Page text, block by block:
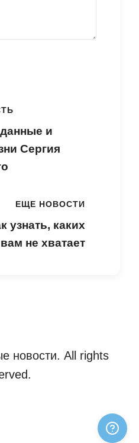
и
Сергия
ЕЩЕ НОВОСТИ
узнать, каких
не хватает
новости. All rights